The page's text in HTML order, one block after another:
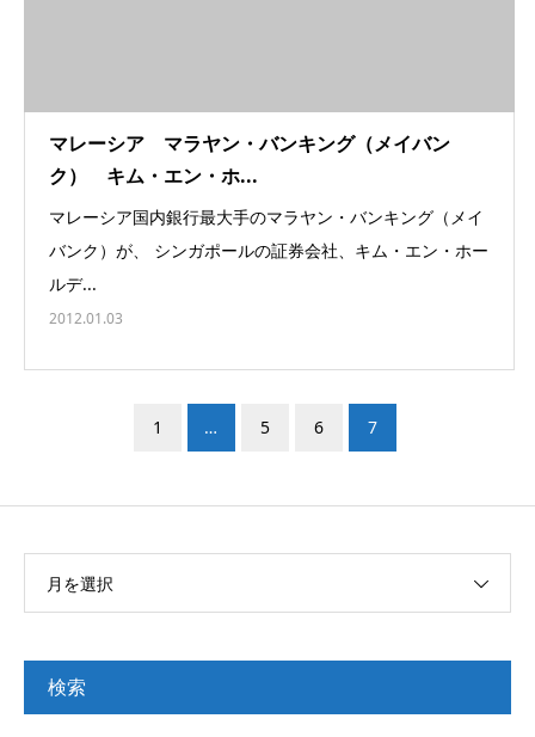
マレーシア マラヤン・バンキング（メイバン
ク） キム・エン・ホ...
マレーシア国内銀行最大手のマラヤン・バンキング（メイ
バンク）が、 シンガポールの証券会社、キム・エン・ホー
ルデ...
2012.01.03
1 … 5 6 7
月を選択
検索